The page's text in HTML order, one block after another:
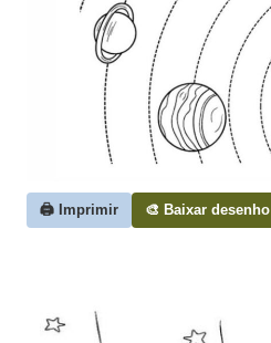
🖨️ Imprimir 🎨 Baixar desenho